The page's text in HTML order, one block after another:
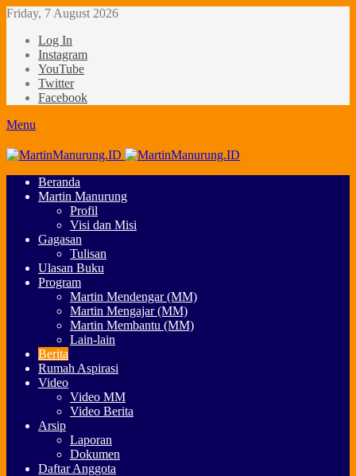
Friday, 7 August 2026
Log In
Instagram
YouTube
Twitter
Facebook
Menu
Beranda
Martin Manurung
Profil
Visi dan Misi
Gagasan
Tulisan
Ulasan Buku
Program
Martin Mendengar (MM)
Martin Mengajar (MM)
Martin Membantu (MM)
Lain-lain
Berita
Rumah Aspirasi
Video
Video MM
Video Berita
Arsip
Laporan
Dokumen
Daftar Anggota